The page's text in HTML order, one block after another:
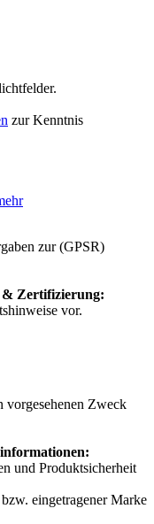
zur Kenntnis
zur (GPSR)
& Zertifizierung:
vor.
vorgesehenen Zweck
und Produktsicherheit
eingetragener Marke